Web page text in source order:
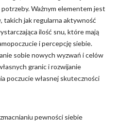
potrzeby. Ważnym elementem jest
takich jak regularna aktywność
ilość snu, które mają
i percepcję siebie.
sobie nowych wyzwań i celów
granic i rozwijanie
poczucie własnej skuteczności
pewności siebie